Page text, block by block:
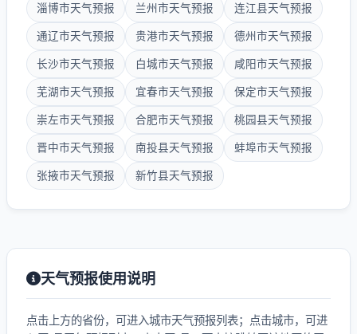
淄博市天气预报 兰州市天气预报 连江县天气预报
通辽市天气预报 贵港市天气预报 德州市天气预报
长沙市天气预报 白城市天气预报 咸阳市天气预报
芜湖市天气预报 宜春市天气预报 保定市天气预报
崇左市天气预报 合肥市天气预报 桃园县天气预报
晋中市天气预报 南投县天气预报 蚌埠市天气预报
张掖市天气预报 新竹县天气预报
天气预报使用说明
点击上方的省份，可进入城市天气预报列表；点击城市，可进